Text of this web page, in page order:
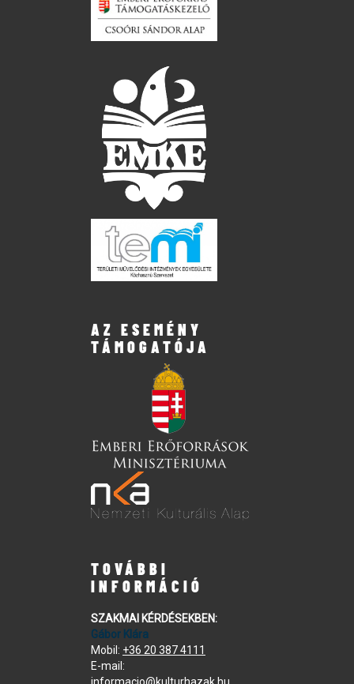
AZ ESEMÉNY
TÁMOGATÓJA
TOVÁBBI
INFORMÁCIÓ
SZAKMAI KÉRDÉSEKBEN:
Gábor Klára
Mobil: +36 20 387 4111
E-mail: